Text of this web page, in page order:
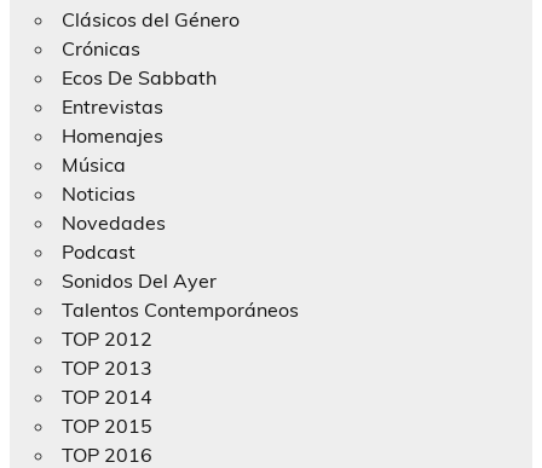
Clásicos del Género
Crónicas
Ecos De Sabbath
Entrevistas
Homenajes
Música
Noticias
Novedades
Podcast
Sonidos Del Ayer
Talentos Contemporáneos
TOP 2012
TOP 2013
TOP 2014
TOP 2015
TOP 2016